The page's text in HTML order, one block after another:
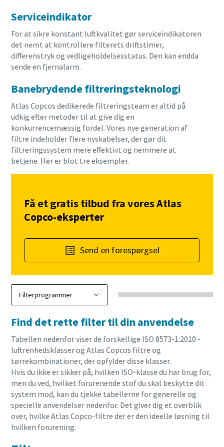
Serviceindikator
For at sikre konstant luftkvalitet gør serviceindikatoren
det nemt at kontrollere filterets driftstimer,
differenstryk og vedligeholdelsesstatus. Den kan endda
sende en fjernalarm.
Banebrydende filtreringsteknologi
Atlas Copcos dedikerede filtreringsteam er altid på
udkig efter metoder til at give dig en
konkurrencemæssig fordel. Vores nye generation af
filtre indeholder flere nyskabelser, der gør dit
filtreringssystem mere effektivt og nemmere at
betjene. Her er blot tre eksempler.
Få et gratis tilbud fra vores Atlas
Copco-eksperter
Send en forespørgsel
Find det rette filter til din anvendelse
Tabellen nedenfor viser de forskellige ISO 8573-1:2010 -
luftrenhedsklasser og Atlas Copcos filtre og
tørrekombinationer, der opfylder disse klasser.
Hvis du ikke er sikker på, hvilken ISO-klasse du har brug for,
men du ved, hvilket forurenende stof du skal beskytte dit
system mod, kan du tjekke tabellerne for generelle og
specielle anvendelser nedenfor. Det giver dig et overblik
over, hvilke Atlas Copco-filtre der er den ideelle løsning til
hvilken forurening.